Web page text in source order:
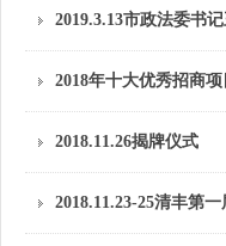
2019.3.13市政法委书
2018年十大优秀招商项
2018.11.26揭牌仪式
2018.11.23-25清丰第